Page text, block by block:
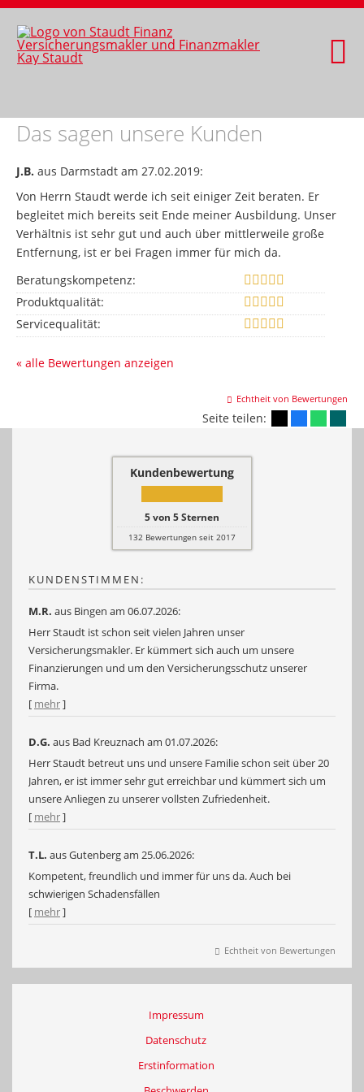
Das sagen unsere Kunden
J.B. aus Darmstadt am 27.02.2019:
Von Herrn Staudt werde ich seit einiger Zeit beraten. Er
begleitet mich bereits seit Ende meiner Ausbildung. Unser
Verhältnis ist sehr gut und auch über mittlerweile große
Entfernung, ist er bei Fragen immer für mich da.
Beratungskompetenz:
Produktqualität:
Servicequalität:
« alle Bewertungen anzeigen
Echtheit von Bewertungen
Seite teilen:
Kundenbewertung
5von 5Sternen
132 Bewertungen seit 2017
KUNDENSTIMMEN:
M.R. aus Bingen am 06.07.2026:
Herr Staudt ist schon seit vielen Jahren unser
Versicherungsmakler. Er kümmert sich auch um unsere
Finanzierungen und um den Versicherungsschutz unserer
Firma.
[ mehr]
D.G. aus Bad Kreuznach am 01.07.2026:
Herr Staudt betreut uns und unsere Familie schon seit über 20
Jahren, er ist immer sehr gut erreichbar und kümmert sich um
unsere Anliegen zu unserer vollsten Zufriedenheit.
[ mehr]
T.L. aus Gutenbergam 25.06.2026:
Kompetent, freundlich und immer für uns da. Auch bei
schwierigen Schadensfällen
[ mehr]
Echtheit von Bewertungen
Impressum
Datenschutz
Erstinformation